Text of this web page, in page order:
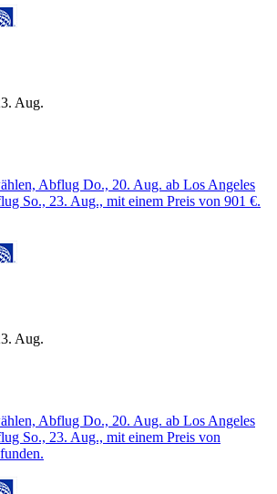
Aug.
Abflug Do., 20. Aug. ab Los Angeles
So., 23. Aug., mit einem Preis von 901 €.
Aug.
Abflug Do., 20. Aug. ab Los Angeles
So., 23. Aug., mit einem Preis von